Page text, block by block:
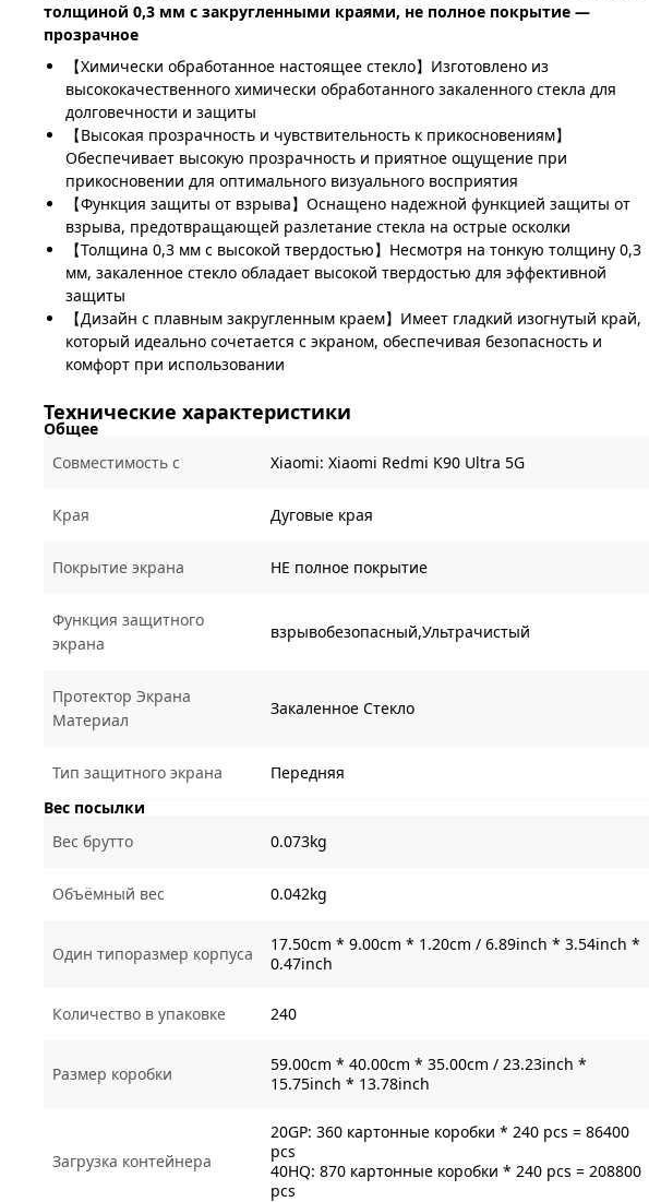
толщиной 0,3 мм с закругленными краями, не полное покрытие —
прозрачное
【Химически обработанное настоящее стекло】Изготовлено из
высококачественного химически обработанного закаленного стекла для
долговечности и защиты
【Высокая прозрачность и чувствительность к прикосновениям】
Обеспечивает высокую прозрачность и приятное ощущение при
прикосновении для оптимального визуального восприятия
【Функция защиты от взрыва】Оснащено надежной функцией защиты от
взрыва, предотвращающей разлетание стекла на острые осколки
【Толщина 0,3 мм с высокой твердостью】Несмотря на тонкую толщину 0,3
мм, закаленное стекло обладает высокой твердостью для эффективной
защиты
【Дизайн с плавным закругленным краем】Имеет гладкий изогнутый край,
который идеально сочетается с экраном, обеспечивая безопасность и
комфорт при использовании
Технические характеристики
Общее
Совместимость с
Xiaomi: Xiaomi Redmi K90 Ultra 5G
Края Дуговые края
Покрытие экрана НЕ полное покрытие
Функция защитного
экрана
взрывобезопасный,Ультрачистый
Протектор Экрана
Материал
Закаленное Стекло
Тип защитного экрана
Передняя
Вес посылки
Вес брутто
0.073kg
Объёмный вес 0.042kg
Один типоразмер корпуса
17.50cm * 9.00cm * 1.20cm / 6.89inch * 3.54inch *
0.47inch
Количество в упаковке 240
Размер коробки
59.00cm * 40.00cm * 35.00cm / 23.23inch *
15.75inch * 13.78inch
Загрузка контейнера
20GP: 360 картонные коробки * 240 pcs = 86400
pcs
40HQ: 870 картонные коробки * 240 pcs = 208800
pcs